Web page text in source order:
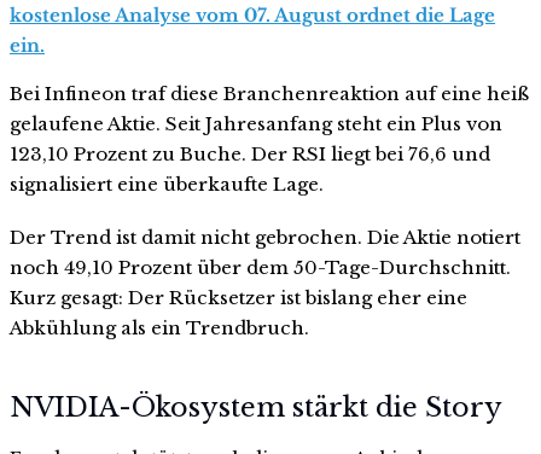
kostenlose Analyse vom 07. August ordnet die Lage
ein.
Bei Infineon traf diese Branchenreaktion auf eine heiß
gelaufene Aktie. Seit Jahresanfang steht ein Plus von
123,10 Prozent zu Buche. Der RSI liegt bei 76,6 und
signalisiert eine überkaufte Lage.
Der Trend ist damit nicht gebrochen. Die Aktie notiert
noch 49,10 Prozent über dem 50-Tage-Durchschnitt.
Kurz gesagt: Der Rücksetzer ist bislang eher eine
Abkühlung als ein Trendbruch.
NVIDIA-Ökosystem stärkt die Story